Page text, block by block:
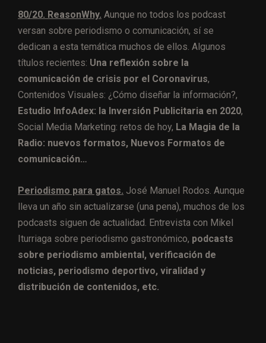
80/20. ReasonWhy. Aunque no todos los podcast
versan sobre periodismo o comunicación, sí se
dedican a esta temática muchos de ellos. Algunos
títulos recientes: Una reflexión sobre la
comunicación de crisis por el Coronavirus,
Contenidos Visuales: ¿Cómo diseñar la información?,
Estudio InfoAdex: la Inversión Publicitaria en 2020,
Social Media Marketing: retos de hoy, La Magia de la
Radio: nuevos formatos, Nuevos Formatos de
comunicación…
Periodismo para gatos. José Manuel Rodos. Aunque
lleva un año sin actualizarse (una pena), muchos de los
podcasts siguen de actualidad. Entrevista con Mikel
Iturriaga sobre periodismo gastronómico, podcasts
sobre periodismo ambiental, verificación de
noticias, periodismo deportivo, viralidad y
distribución de contenidos, etc.